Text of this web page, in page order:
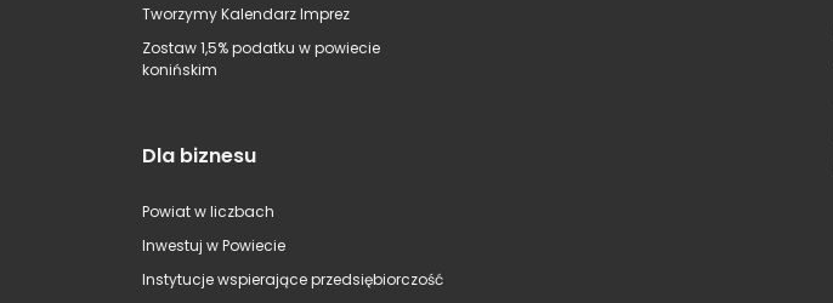
Tworzymy Kalendarz Imprez
Zostaw 1,5% podatku w powiecie
konińskim
Dla biznesu
Powiat w liczbach
Inwestuj w Powiecie
Instytucje wspierające przedsiębiorczość